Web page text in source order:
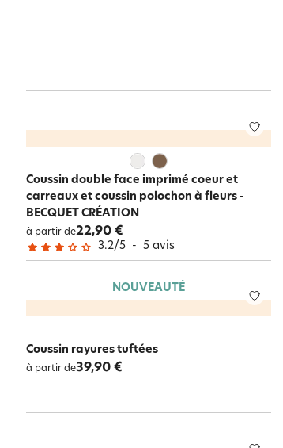
Coussin double face imprimé coeur et
carreaux et coussin polochon à fleurs -
BECQUET CRÉATION
à partir de22,90 €
3.2/5 - 5 avis
NOUVEAUTÉ
Coussin rayures tuftées
à partir de39,90 €